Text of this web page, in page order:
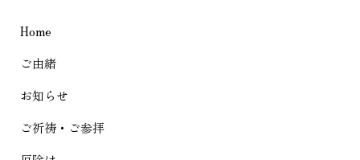
ー
シ
ョ
ン
Home
ご由緒
お知らせ
ご祈祷・ご参拝